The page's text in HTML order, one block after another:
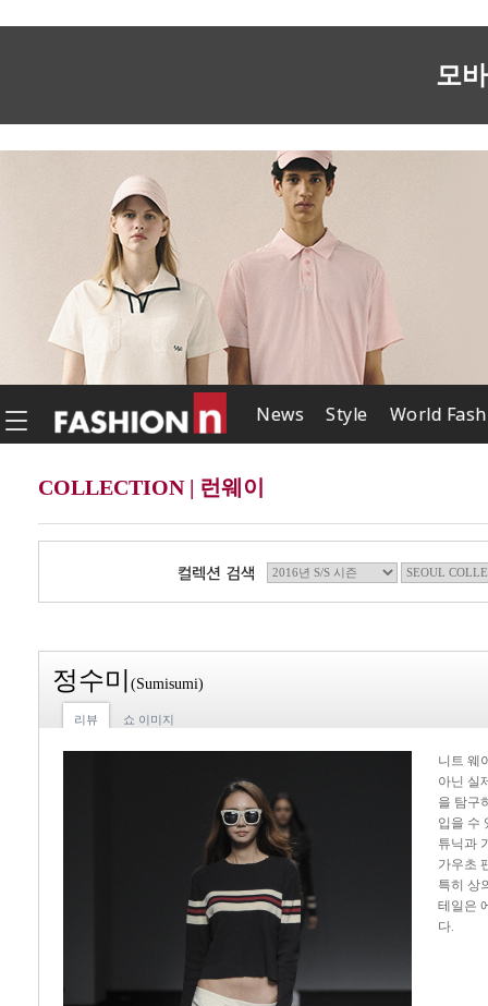
모
News Style World
COLLECTION | 런웨이
정수미 (Sumisumi)
리뷰 쇼 이미지
니트 웨
아닌 실
을 탐구
입을 수
튜닉과
가우초
특히 상
테일은
다.